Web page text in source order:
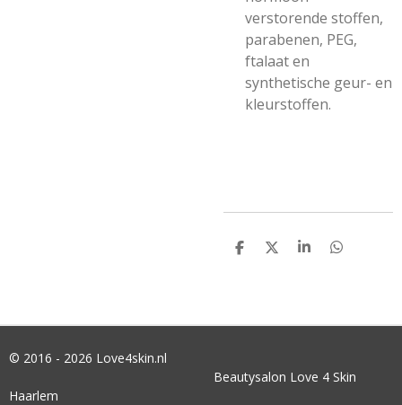
verstorende stoffen,
parabenen, PEG,
ftalaat en
synthetische geur- en
kleurstoffen.
D
D
S
D
© 2016 - 2026 Love4skin.nl
Beautysalon Love 4 Skin
Haarlem